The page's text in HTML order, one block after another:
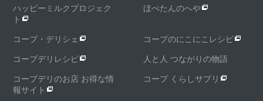
ハッピーミルクプロジェク
ト
ほぺたんのへや
コープ・デリシェ コープのにこにこレシピ
コープデリレシピ 人と人 つながりの物語
コープデリのお店 お得な情
報サイト
コープ くらしサプリ